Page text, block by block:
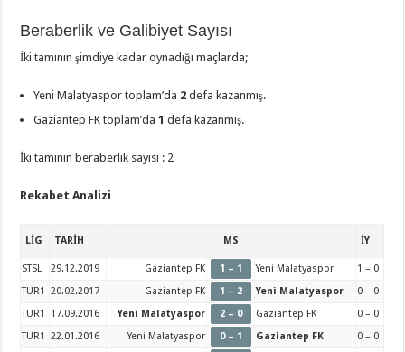
Beraberlik ve Galibiyet Sayısı
İki tamının şimdiye kadar oynadığı maçlarda;
Yeni Malatyaspor toplam’da 2 defa kazanmış.
Gaziantep FK toplam’da1 defa kazanmış.
İki tamının beraberlik sayısı : 2
Rekabet Analizi
LİG TARİH MS İY
STSL 29.12.2019 Gaziantep FK 1 – 1 Yeni Malatyaspor
1 – 0
TUR1
20.02.2017 Gaziantep FK 1 – 2 Yeni Malatyaspor
0 – 0
TUR1
17.09.2016 Yeni Malatyaspor 2 – 0 Gaziantep FK
0 – 0
TUR1
22.01.2016 Yeni Malatyaspor 0 – 1 Gaziantep FK
0 – 0